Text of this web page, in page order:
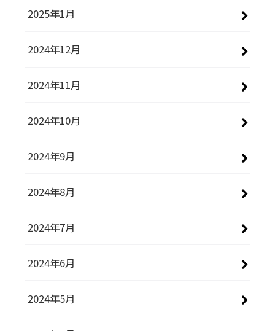
2025年1月
2024年12月
2024年11月
2024年10月
2024年9月
2024年8月
2024年7月
2024年6月
2024年5月